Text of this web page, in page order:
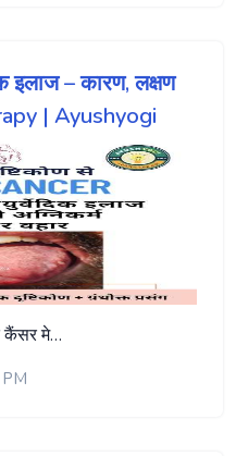
इलाज – कारण, लक्षण
| Ayushyogi
कैंसर मे…